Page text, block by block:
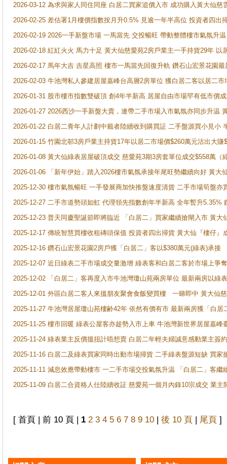
2026-03-12 為求與家人同住同座 白居二買家追價入市 成功購入黃大仙
2026-02-25 差估署1月樓價指數按月升0.5% 見逾一年半高位 投資者四
2026-02-19 2026一手新盤市場 一馬當先 交投暢旺 帶動整體樓市氣氛升
2026-02-18 紅紅火火 馬力十足 黃大仙慈愛苑2房戶業主一手持貨29年 以
2026-02-17 馬年大吉 吉星高照 樓市一馬當先回復升軌 鑽石山宏景花園
2026-02-03 牛池灣私人參建居屋嘉峰台高層2房單位 獲白居二客以居二市
2026-01-31 股市樓市指數雙破頂 創4年半新高 居屋自由市場罕有低市價
2026-01-27 2026西沙一手新盤大賣，連帶二手市場入市氣氛亦同步升温
2026-01-22 白居二青年人計劃中籤者陸續收到購買証 二手盤源買小見小
2026-01-15 竹園北邨3房戶業主持貨17年以居二市場價$260萬元沽出大賺
2026-01-08 黃大仙綠表居屋破頂成交 慈愛苑3期3房套單位成交$558萬（
2026-01-06 「新年伊始」踏入2026樓市氣氛承接年尾旺勢繼續向好 黃
2025-12-30 樓市氣氛暢旺 一手發展商加快推盤速度清貨 二手市場筍盤
2025-12-27 二手市道勢頭如虹 代理領先指數創年半新高 全年暫升5.35%
2025-12-23 普天同慶聖誕節即將臨近 「白居二」買家繼續搶閘入市 黃
2025-12-17 傳統智慧買樓收租磚頭保值 投資者四出掃貨 黃大仙『樓仔
2025-12-16 鑽石山宏景花園2房戶獲「白居二」客以$380萬元(綠表)承接
2025-12-07 近日綠表二手市場成交量激增 綠表客和白居二客於市場上
2025-12-02 「白居二」客再度入市牛池灣瓊山苑兩房單位 最新兩房以綠
2025-12-01 外區白居二客人來搵朋友聚會食飯變買樓 一睇即中 黃大仙
2025-11-27 牛池灣居屋瓊山苑樓齢42年 依然有價有市 最新兩房獲「白居
2025-11-25 樓市回暖 綠表公屋客亦趁勢入市上車 牛池灣新世界居屋嘉峰
2025-11-24 綠表業主反價搵扭計唔想賣 白居二年輕夫婦誠意感動業主簽
2025-11-16 白居二及綠表買家同時出動市場掃貨 二手綠表盤源短缺 買
2025-11-11 減息效應帶動樓市 一二手市場交投氣氛升温 「白居二」客
2025-11-09 白居二合資格人仕陸續收証 慈愛苑一個月內錄10宗成交 業
[ 首頁 | 前 10 頁 | 1 2 3 4 5 6 7 8 9 10 | 後 10 頁 | 尾頁 ]